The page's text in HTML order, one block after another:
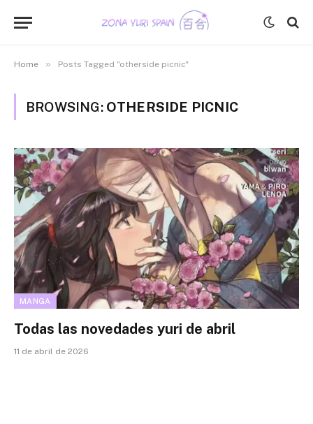
Home » Posts Tagged "otherside picnic"
BROWSING: OTHERSIDE PICNIC
MANGA
Todas las novedades yuri de abril
11 de abril de 2026